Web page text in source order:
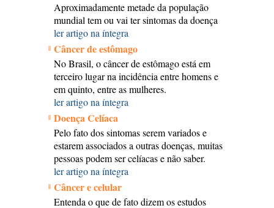
Aproximadamente metade da população
mundial tem ou vai ter sintomas da doença
ler artigo na íntegra
Câncer de estômago
No Brasil, o câncer de estômago está em
terceiro lugar na incidência entre homens e
em quinto, entre as mulheres.
ler artigo na íntegra
Doença Celíaca
Pelo fato dos sintomas serem variados e
estarem associados a outras doenças, muitas
pessoas podem ser celíacas e não saber.
ler artigo na íntegra
Câncer e celular
Entenda o que de fato dizem os estudos